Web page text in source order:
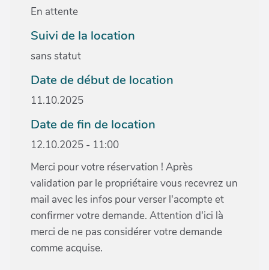
En attente
Suivi de la location
sans statut
Date de début de location
11.10.2025
Date de fin de location
12.10.2025 - 11:00
Merci pour votre réservation ! Après
validation par le propriétaire vous recevrez un
mail avec les infos pour verser l'acompte et
confirmer votre demande. Attention d'ici là
merci de ne pas considérer votre demande
comme acquise.